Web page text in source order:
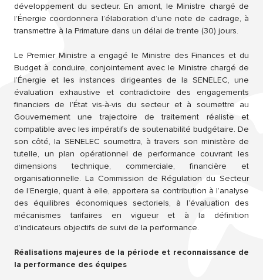
développement du secteur. En amont, le Ministre chargé de
l’Énergie coordonnera l’élaboration d’une note de cadrage, à
transmettre à la Primature dans un délai de trente (30) jours.
Le Premier Ministre a engagé le Ministre des Finances et du
Budget à conduire, conjointement avec le Ministre chargé de
l’Énergie et les instances dirigeantes de la SENELEC, une
évaluation exhaustive et contradictoire des engagements
financiers de l’État vis-à-vis du secteur et à soumettre au
Gouvernement une trajectoire de traitement réaliste et
compatible avec les impératifs de soutenabilité budgétaire. De
son côté, la SENELEC soumettra, à travers son ministère de
tutelle, un plan opérationnel de performance couvrant les
dimensions technique, commerciale, financière et
organisationnelle. La Commission de Régulation du Secteur
de l’Energie, quant à elle, apportera sa contribution à l’analyse
des équilibres économiques sectoriels, à l’évaluation des
mécanismes tarifaires en vigueur et à la définition
d’indicateurs objectifs de suivi de la performance.
Réalisations majeures de la période et reconnaissance de
la performance des équipes